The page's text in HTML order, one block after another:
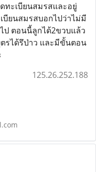
ะเบียนสมรสและอยู่
ยนสมรสบอกไปว่าไม่มี
ป ตอนนี้ลูกได้2ขวบแล้ว
รได้รึป่าว และมีขั้นตอน
125.26.252.188